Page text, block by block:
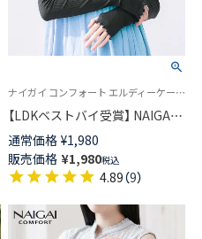
ナイガイ コンフォート エルディーケーベストバイ 20代から40代の働く女性へ野外での紫外線対策に！冷感に優れた素材を使用 ひんやり
【LDKベストバイ受賞】 NAIGAI
COMFORT 接触冷感 UVカット
リブアームカバー スーパーロン
グ丈 55cm 無地 アイスハウス
【365日最短翌日発送】
通常価格 ¥1,980
販売価格 ¥1,980税込
4.89（9）